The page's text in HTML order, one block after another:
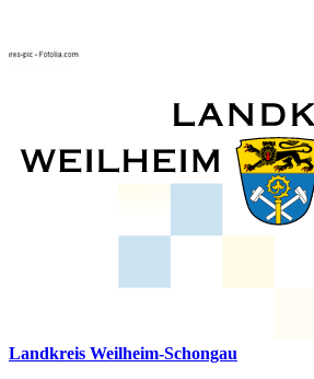
Landkreis Weilheim-Schongau